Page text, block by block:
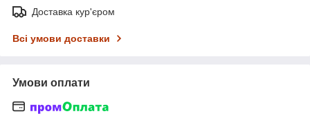
Доставка кур'єром
Всі умови доставки
Умови оплати